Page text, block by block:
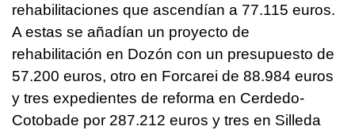
rehabilitaciones que ascendían a 77.115 euros.
A estas se añadían un proyecto de
rehabilitación en Dozón con un presupuesto de
57.200 euros, otro en Forcarei de 88.984 euros
y tres expedientes de reforma en Cerdedo-
Cotobade por 287.212 euros y tres en Silleda